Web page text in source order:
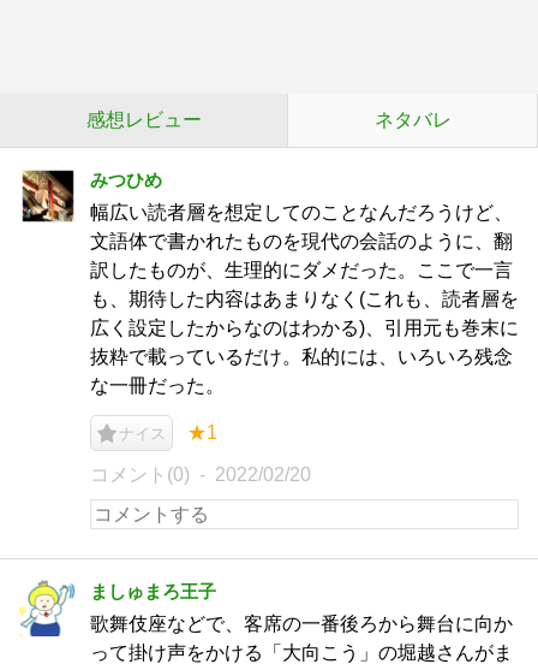
感想レビュー ネタバレ
みつひめ
幅広い読者層を想定してのことなんだろうけど、
文語体で書かれたものを現代の会話のように、翻
訳したものが、生理的にダメだった。ここで一言
も、期待した内容はあまりなく(これも、読者層を
広く設定したからなのはわかる)、引用元も巻末に
抜粋で載っているだけ。私的には、いろいろ残念
な一冊だった。
ナイス ★1
コメント(0) 2022/02/20
ましゅまろ王子
歌舞伎座などで、客席の一番後ろから舞台に向か
って掛け声をかける「大向こう」の堀越さんがま